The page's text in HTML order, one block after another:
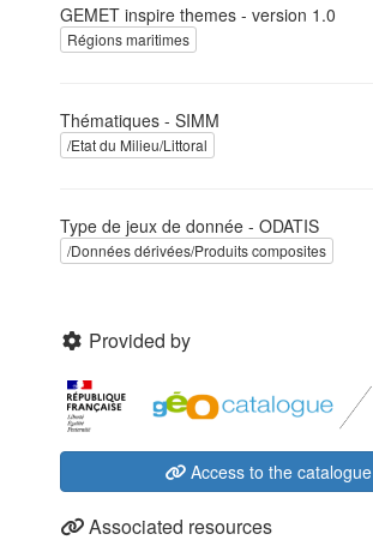
GEMET inspire themes - version 1.0
Régions maritimes
Thématiques - SIMM
/Etat du Milieu/Littoral
Type de jeux de donnée - ODATIS
/Données dérivées/Produits composites
Provided by
Access to the catalogue
Associated resources